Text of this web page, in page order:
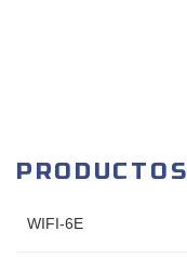
PRODUCTOS
WIFI-6E